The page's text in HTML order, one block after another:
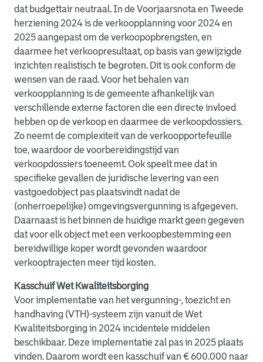
dat budgettair neutraal.In de Voorjaarsnota en Tweede
herziening 2024 is de verkoopplanning voor 2024en
2025aangepast om de verkoopopbrengsten, en
daarmee het verkoopresultaat, op basis van gewijzigde
inzichten realistisch te begroten. Dit is ook conform de
wensen van de raad. Voor het behalen van
verkoopplanning is de gemeente afhankelijk van
verschillende externe factoren die een directe invloed
hebben op de verkoop en daarmee de verkoopdossiers.
Zo neemt de complexiteit van de verkoopportefeuille
toe, waardoor de voorbereidingstijd van
verkoopdossiers toeneemt. Ook speelt mee dat in
specifieke gevallen de juridische levering van een
vastgoedobject pas plaatsvindt nadat de
(onherroepelijke) omgevingsvergunning is afgegeven.
Daarnaast is het binnen de huidige markt geen gegeven
dat voor elk object met een verkoopbestemming een
bereidwillige koper wordt gevonden waardoor
verkooptrajecten meer tijd kosten.
Kasschuif Wet Kwaliteitsborging
Voor implementatie van het vergunning-, toezicht en
handhaving (VTH)-systeem zijn vanuit de Wet
Kwaliteitsborging in 2024 incidentele middelen
beschikbaar. Deze implementatie zal pas in 2025 plaats
vinden. Daarom wordt een kasschuif van € 600.000 naar